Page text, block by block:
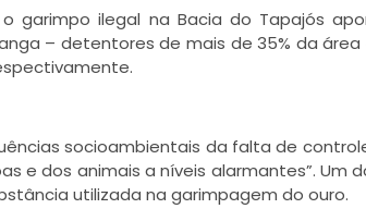
garimpo ilegal na Bacia do Tapajós
– detentores de mais de 35% da área
socioambientais da falta de
e dos animais a níveis alarmantes”. Um
utilizada na garimpagem do ouro.